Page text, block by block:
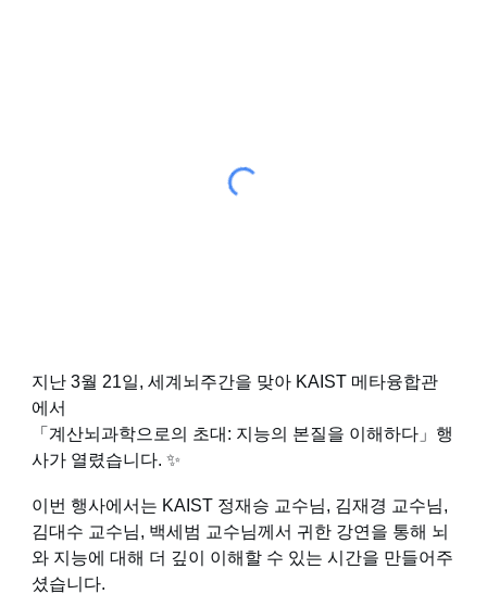
지난 3월 21일, 세계뇌주간을 맞아 KAIST 메타융합관
에서
「계산뇌과학으로의 초대: 지능의 본질을 이해하다」행
사가 열렸습니다. ✨
이번 행사에서는 KAIST 정재승 교수님, 김재경 교수님,
김대수 교수님, 백세범 교수님께서 귀한 강연을 통해 뇌
와 지능에 대해 더 깊이 이해할 수 있는 시간을 만들어주
셨습니다.